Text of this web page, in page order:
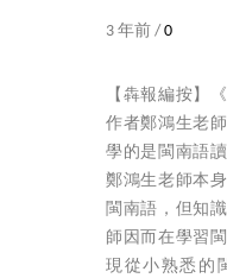
3 年前 /0
【犇報編按】
作者鄭鴻生老
學的是閩南語
鄭鴻生老師本
閩南語，但知
師因而在學習
現從小熟悉的